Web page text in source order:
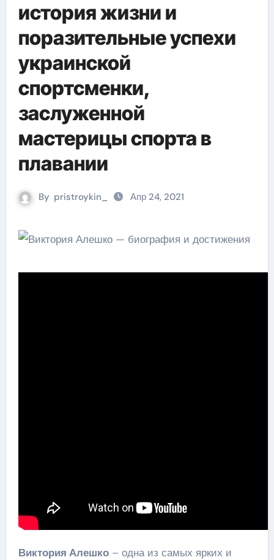
история жизни и
поразительные успехи
украинской
спортсменки,
заслуженной
мастерицы спорта в
плавании
By pristroykin_ Апр 24, 2021
Виктория Алешко– одна из самых ярких и